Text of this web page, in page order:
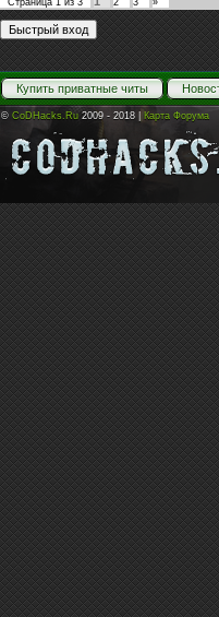
Страница 1 из 3 2 3 »
Купить приватные читы
© CoDHacks.Ru 2009 - 2018 | Карта Форума